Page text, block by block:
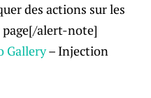
des actions sur les
alert-note]
Gallery– Injection